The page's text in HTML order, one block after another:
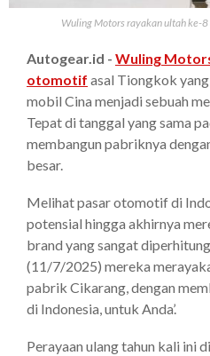
Wuling Motors rayakan ultah ke-
Autogear.id - Wuling
otomotif asal Tiongkok
mobil Cina menjadi sebuah
Tepat di tanggal yang sama
membangun pabriknya
besar.
Melihat pasar otomotif di
potensial hingga akhirnya
brand yang sangat
(11/7/2025) mereka
pabrik Cikarang, dengan
di Indonesia, untuk Anda’.
Perayaan ulang tahun kali ini